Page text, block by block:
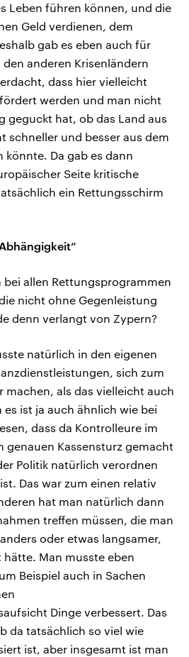
Leben führen können, und die
Geld verdienen, dem
gab es eben auch für
anderen Krisenländern
dass hier vielleicht
werden und man nicht
geguckt hat, ob das Land aus
schneller und besser aus dem
könnte. Da gab es dann
Seite kritische
ein Rettungsschirm
bei allen Rettungsprogrammen
nicht ohne Gegenleistung
denn verlangt von Zypern?
natürlich in den eigenen
sich zum
machen, als das vielleicht auch
ist ja auch ähnlich wie bei
dass da Kontrolleure im
genauen Kassensturz gemacht
Politik natürlich verordnen
Das war zum einen relativ
hat man natürlich dann
treffen müssen, die man
oder etwas langsamer,
Man musste eben
Beispiel auch in Sachen
Dinge verbessert. Das
da tatsächlich so viel wie
ist, aber insgesamt ist man